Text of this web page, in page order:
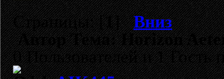
Страницы: [1]Вниз
АвторТема: Horizon
0 Пользователей и 1 Гость